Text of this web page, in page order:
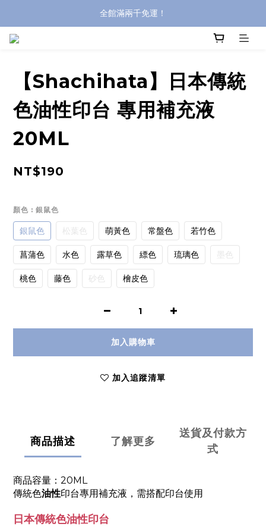
全館滿兩千免運！
全館滿兩千免運！
【Shachihata】日本傳統
色油性印台 專用補充液
20ML
NT$190
顏色 : 銀鼠色
銀鼠色 松葉色 萌黃色 常盤色 若竹色
菖蒲色 水色 露草色 縹色 琉璃色 墨色
桃色 藤色 砂色 檜皮色
加入購物車
加入追蹤清單
商品描述 了解更多
送貨及付款方
式
商品容量：20ML
傳統色油性印台專用補充液，需搭配印台使用
日本傳統色油性印台